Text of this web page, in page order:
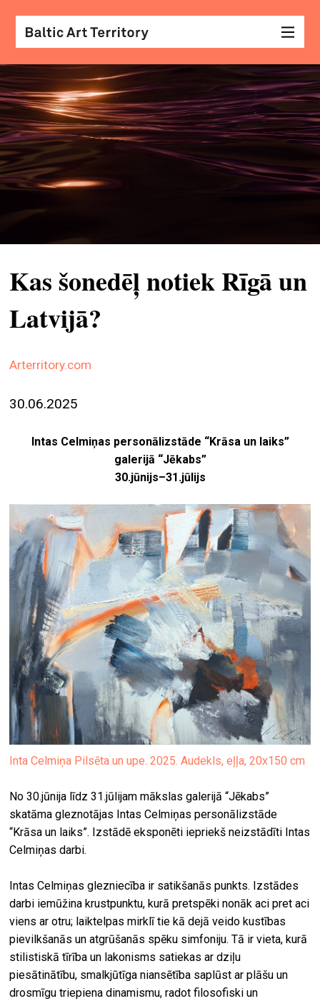
ar
par
meklēt
Kas šonedēļ notiek Rīgā un
Latvijā?
Arterritory.com
30.06.2025
Intas Celmiņas personālizstāde “Krāsa un laiks”
galerijā “Jēkabs”
30.jūnijs–31.jūlijs
Inta Celmiņa Pilsēta un upe. 2025. Audekls, eļļa, 20x150 cm
No 30.jūnija līdz 31.jūlijam mākslas galerijā “Jēkabs”
skatāma gleznotājas Intas Celmiņas personālizstāde
“Krāsa un laiks”. Izstādē eksponēti iepriekš neizstādīti Intas
Celmiņas darbi.
Intas Celmiņas glezniecība ir satikšanās punkts. Izstādes
darbi iemūžina krustpunktu, kurā pretspēki nonāk aci pret aci
viens ar otru; laiktelpas mirklī tie kā dejā veido kustības
pievilkšanās un atgrūšanās spēku simfoniju. Tā ir vieta, kurā
stilistiskā tīrība un lakonisms satiekas ar dziļu
piesātinātību, smalkjūtīga niansētība saplūst ar plāšu un
drosmīgu triepiena dinamismu, radot filosofiski un